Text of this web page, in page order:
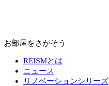
お部屋をさがそう
REISMとは
ニュース
リノベーションシリーズ